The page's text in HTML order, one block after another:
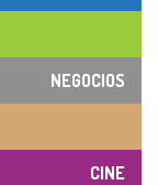
NEGOCIOS
CINE